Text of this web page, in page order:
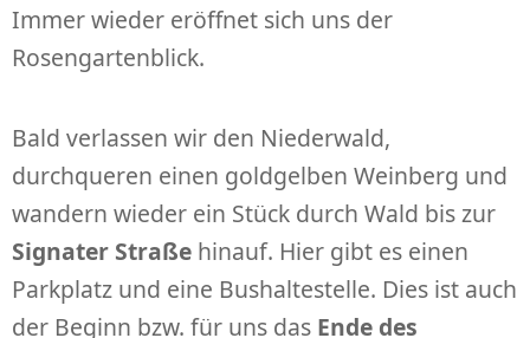
Immer wieder eröffnet sich uns der
Rosengartenblick.
Bald verlassen wir den Niederwald,
durchqueren einen goldgelben Weinberg und
wandern wieder ein Stück durch Wald bis zur
Signater Straße hinauf. Hier gibt es einen
Parkplatz und eine Bushaltestelle. Dies ist auch
der Beginn bzw. für uns das Ende des